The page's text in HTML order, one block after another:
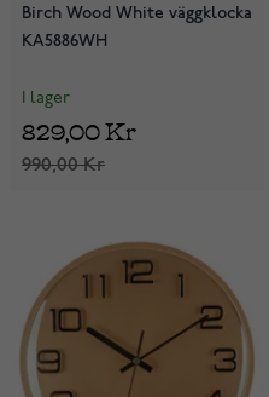
Birch Wood White väggklocka
KA5886WH
I lager
990,00 Kr
829,00 Kr